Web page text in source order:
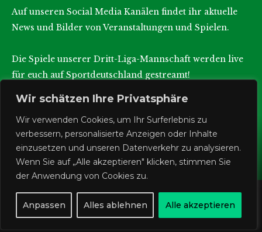
Wir schätzen Ihre Privatsphäre
Wir verwenden Cookies, um Ihr Surferlebnis zu
verbessern, personalisierte Anzeigen oder Inhalte
einzusetzen und unseren Datenverkehr zu analysieren.
Wenn Sie auf „Alle akzeptieren" klicken, stimmen Sie
der Anwendung von Cookies zu.
Anpassen Alles ablehnen Alle akzeptieren
Auf unseren Social Media Kanälen findet ihr aktuelle
News und Bilder von Veranstaltungen und Spielen.
Die Spiele unserer Dritt-Liga-Mannschaft werden live
für euch auf Sportdeutschland gestreamt!
Kontakt Impressum Datenschutz